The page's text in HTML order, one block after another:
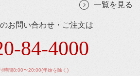
一覧を見る
お問い合わせ・ご注文は
84-4000
時間8:00〜20:00(年始を除く)